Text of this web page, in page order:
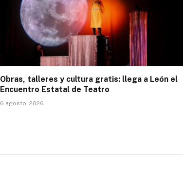
Obras, talleres y cultura gratis: llega a León el
Encuentro Estatal de Teatro
6 agosto, 2026